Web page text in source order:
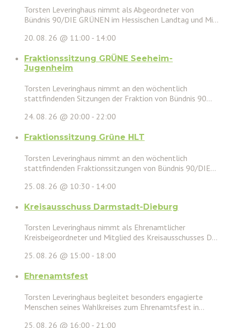
Torsten Leveringhaus nimmt als Abgeordneter von
Bündnis 90/DIE GRÜNEN im Hessischen Landtag und Mi...
20. 08. 26 @ 11:00 - 14:00
Fraktionssitzung GRÜNE Seeheim-
Jugenheim
Torsten Leveringhaus nimmt an den wöchentlich
stattfindenden Sitzungen der Fraktion von Bündnis 90...
24. 08. 26 @ 20:00 - 22:00
Fraktionssitzung Grüne HLT
Torsten Leveringhaus nimmt an den wöchentlich
stattfindenden Fraktionssitzungen von Bündnis 90/DIE...
25. 08. 26 @ 10:30 - 14:00
Kreisausschuss Darmstadt-Dieburg
Torsten Leveringhaus nimmt als Ehrenamtlicher
Kreisbeigeordneter und Mitglied des Kreisausschusses D...
25. 08. 26 @ 15:00 - 18:00
Ehrenamtsfest
Torsten Leveringhaus begleitet besonders engagierte
Menschen seines Wahlkreises zum Ehrenamtsfest in...
25. 08. 26 @ 16:00 - 21:00